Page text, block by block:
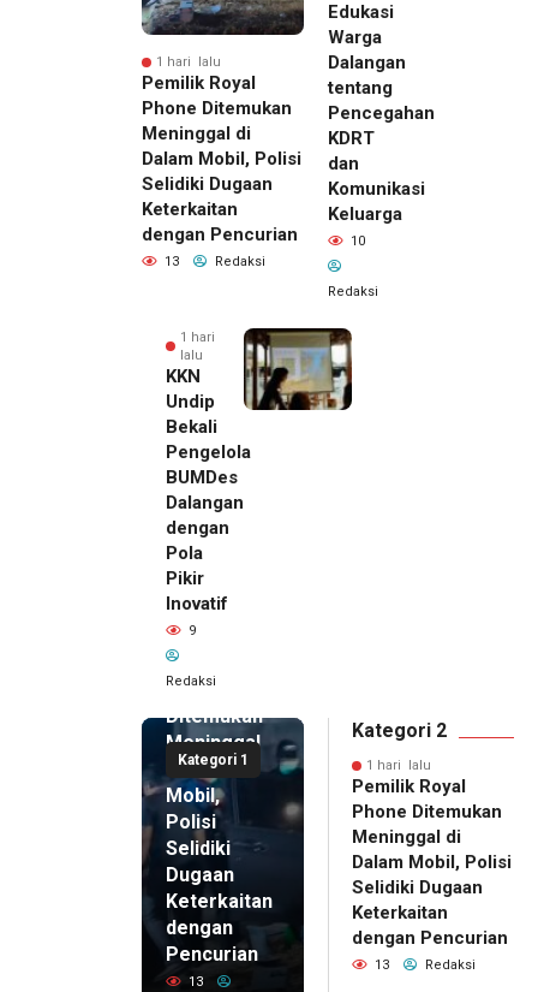
1 hari lalu
Pemilik Royal
Phone Ditemukan
Meninggal di
Dalam Mobil, Polisi
Selidiki Dugaan
Keterkaitan
dengan Pencurian
13 Redaksi
Edukasi
Warga
Dalangan
tentang
Pencegahan
KDRT
dan
Komunikasi
Keluarga
10
Redaksi
1 hari
lalu
KKN
Undip
Bekali
Pengelola
BUMDes
Dalangan
dengan
Pola
Pikir
Inovatif
9
Redaksi
Kategori 1
Pemilik
Royal
Phone
Ditemukan
Meninggal
di Dalam
Mobil,
Polisi
Selidiki
Dugaan
Keterkaitan
dengan
Pencurian
13
Kategori 2
1 hari lalu
Pemilik Royal
Phone Ditemukan
Meninggal di
Dalam Mobil, Polisi
Selidiki Dugaan
Keterkaitan
dengan Pencurian
13 Redaksi